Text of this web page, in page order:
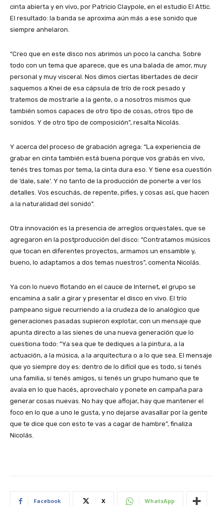
cinta abierta y en vivo, por Patricio Claypole, en el estudio El Attic.
El resultado: la banda se aproxima aún más a ese sonido que
siempre anhelaron.
“Creo que en este disco nos abrimos un poco la cancha. Sobre
todo con un tema que aparece, que es una balada de amor, muy
personal y muy visceral. Nos dimos ciertas libertades de decir
saquemos a Knei de esa cápsula de trío de rock pesado y
tratemos de mostrarle a la gente, o a nosotros mismos que
también somos capaces de otro tipo de cosas, otros tipo de
sonidos. Y de otro tipo de composición”, resalta Nicolás.
Y acerca del proceso de grabación agrega: “La experiencia de
grabar en cinta también está buena porque vos grabás en vivo,
tenés tres tomas por tema, la cinta dura eso. Y tiene esa cuestión
de ‘dale, sale’. Y no tanto de la producción de ponerte a ver los
detalles. Vos escuchás, de repente, pifies, y cosas así, que hacen
a la naturalidad del sonido”.
Otra innovación es la presencia de arreglos orquestales, que se
agregaron en la postproducción del disco: “Contratamos músicos
que tocan en diferentes proyectos, armamos un ensamble y,
bueno, lo adaptamos a dos temas nuestros”, comenta Nicolás.
Ya con lo nuevo flotando en el cauce de Internet, el grupo se
encamina a salir a girar y presentar el disco en vivo. El trío
pampeano sigue recurriendo a la crudeza de lo analógico que
generaciones pasadas supieron explotar, con un mensaje que
apunta directo a las sienes de una nueva generación que lo
cuestiona todo: “Ya sea que te dediques a la pintura, a la
actuación, a la música, a la arquitectura o a lo que sea. El mensaje
que yo siempre doy es: dentro de lo difícil que es todo, si tenés
una familia, si tenés amigos, si tenés un grupo humano que te
avala en lo que hacés, aprovechalo y ponete en campaña para
generar cosas nuevas. No hay que aflojar, hay que mantener el
foco en lo que a uno le gusta, y no dejarse avasallar por la gente
que te dice que con esto te vas a cagar de hambre”, finaliza
Nicolás.
Facebook X WhatsApp